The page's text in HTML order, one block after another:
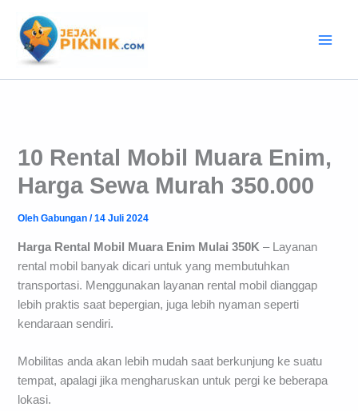
konten
10 Rental Mobil Muara Enim,
Harga Sewa Murah 350.000
OlehGabungan/14 Juli 2024
Harga Rental Mobil Muara Enim Mulai 350K – Layanan
rental mobil banyak dicari untuk yang membutuhkan
transportasi. Menggunakan layanan rental mobil dianggap
lebih praktis saat bepergian, juga lebih nyaman seperti
kendaraan sendiri.
Mobilitas anda akan lebih mudah saat berkunjung ke suatu
tempat, apalagi jika mengharuskan untuk pergi ke beberapa
lokasi.